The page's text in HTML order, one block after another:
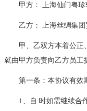
甲方： 上海仙门粤珍
乙方： 上海丝绸集团
甲、乙双方本着公正、
就由甲方负责向乙方员工
第一条：本协议有效
1、自 时如需继续合作